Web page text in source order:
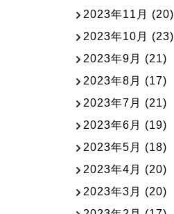
2023年11月 (20)
2023年10月 (23)
2023年9月 (21)
2023年8月 (17)
2023年7月 (21)
2023年6月 (19)
2023年5月 (18)
2023年4月 (20)
2023年3月 (20)